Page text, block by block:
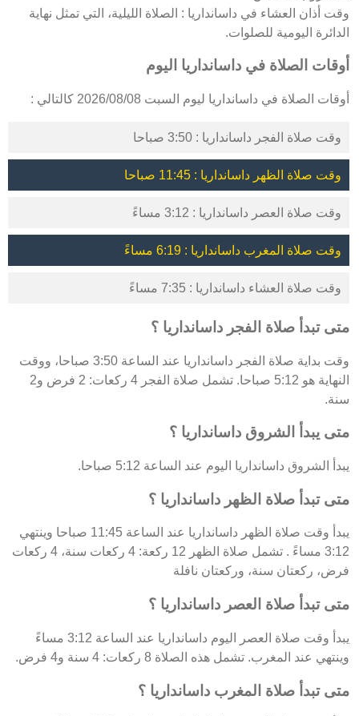
وقت أذان العشاء في داسانداريا : الصلاة الليلية، التي تمثل نهاية
الدائرة اليومية للصلوات.
أوقات الصلاة في داسانداريا اليوم
أوقات الصلاة في داسانداريا ليوم السبت 2026/08/08 كالتالي :
وقت صلاة الفجر داسانداريا : 3:50 صباحا
وقت صلاة الظهر داسانداريا : 11:45 صباحا
وقت صلاة العصر داسانداريا : 3:12 مساءً
وقت صلاة المغرب داسانداريا : 6:19 مساءً
وقت صلاة العشاء داسانداريا : 7:35 مساءً
متى تبدأ صلاة الفجر داسانداريا ؟
وقت بداية صلاة الفجر داسانداريا عند الساعة 3:50 صباحا، ووقت
النهاية هو 5:12 صباحا. تشمل صلاة الفجر 4 ركعات: 2 فرض و2
سنة.
متى يبدأ الشروق داسانداريا ؟
يبدأ الشروق داسانداريا اليوم عند الساعة 5:12 صباحا.
متى تبدأ صلاة الظهر داسانداريا ؟
يبدأ وقت صلاة الظهر داسانداريا عند الساعة 11:45 صباحا وينتهي
3:12 مساءً . تشمل صلاة الظهر 12 ركعة: 4 ركعات سنة، 4 ركعات
فرض، ركعتان سنة، وركعتان نافلة
متى تبدأ صلاة العصر داسانداريا ؟
يبدأ وقت صلاة العصر اليوم داسانداريا عند الساعة 3:12 مساءً
وينتهي عند المغرب. تشمل هذه الصلاة 8 ركعات: 4 سنة و4 فرض.
متى تبدأ صلاة المغرب داسانداريا ؟